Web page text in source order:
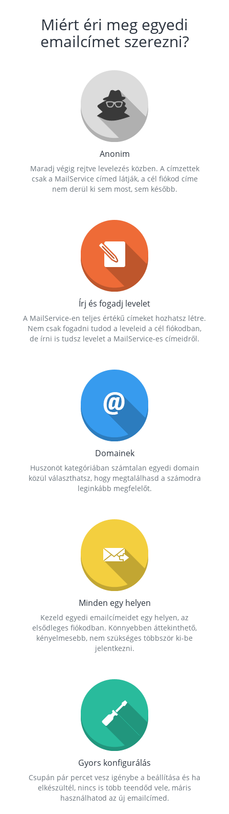
Miért éri meg egyedi
emailcímet szerezni?
Anonim
Maradj végig rejtve levelezés közben. A címzettek
csak a MailService címed látják, a cél fiókod címe
nem derül ki sem most, sem később.
Írj és fogadj levelet
A MailService-en teljes értékű címeket hozhatsz létre.
Nem csak fogadni tudod a leveleid a cél fiókodban,
de írni is tudsz levelet a MailService-es címeidről.
Domainek
Huszonöt kategóriában számtalan egyedi domain
közül választhatsz, hogy megtalálhasd a számodra
leginkább megfelelőt.
Minden egy helyen
Kezeld egyedi emailcímeidet egy helyen, az
elsődleges fiókodban. Könnyebben áttekinthető,
kényelmesebb, nem szükséges többször ki-be
jelentkezni.
Gyors konfigurálás
Csupán pár percet vesz igénybe a beállítása és ha
elkészültél, nincs is több teendőd vele, máris
használhatod az új emailcímed.